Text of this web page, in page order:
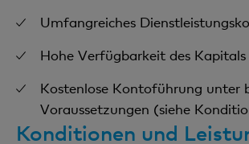
Umfangreiches
Hohe Verfügbarkeit des Kapitals
Kostenlose Kontoführung unter
Voraussetzungen (siehe
Konditionen und